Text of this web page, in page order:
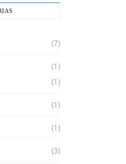
(7)
(1)
(1)
(1)
(1)
(3)